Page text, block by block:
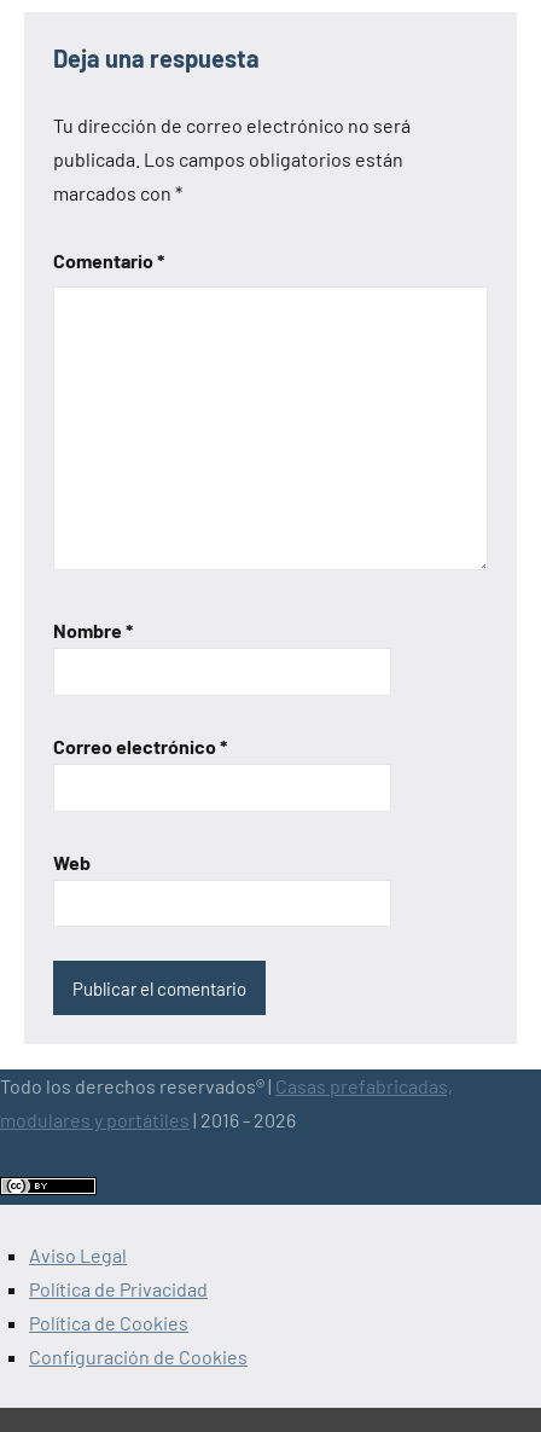
Deja una respuesta
Tu dirección de correo electrónico no será
publicada. Los campos obligatorios están
marcados con *
Comentario*
Nombre*
Correo electrónico*
Web
Todo los derechos reservados® | Casas prefabricadas,
modulares y portátiles | 2016 - 2026
Aviso Legal
Política de Privacidad
Política de Cookies
Configuración de Cookies